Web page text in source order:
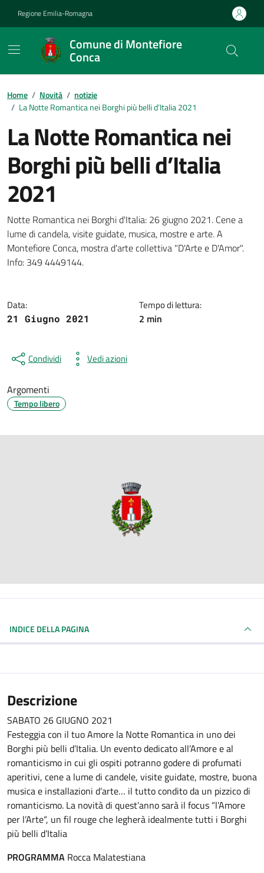
Regione Emilia-Romagna
Comune di Montefiore
Conca
Contenuti in evidenza
Home / Novità / notizie
/ La Notte Romantica nei Borghi più belli d’Italia 2021
La Notte Romantica nei
Borghi più belli d’Italia
2021
Dettagli della notizia
Notte Romantica nei Borghi d'Italia: 26 giugno 2021. Cene a
lume di candela, visite guidate, musica, mostre e arte. A
Montefiore Conca, mostra d'arte collettiva "D'Arte e D'Amor".
Info: 349 4449144.
Data:
21 Giugno 2021
Tempo di lettura:
2 min
Condividi Vedi azioni
Argomenti
Tempo libero
INDICE DELLA PAGINA
Descrizione
SABATO 26 GIUGNO 2021
Festeggia con il tuo Amore la Notte Romantica in uno dei
Borghi più belli d’Italia. Un evento dedicato all’Amore e al
romanticismo in cui gli ospiti potranno godere di profumati
aperitivi, cene a lume di candele, visite guidate, mostre, buona
musica e installazioni d’arte… il tutto condito da un pizzico di
romanticismo. La novità di quest’anno sarà il focus “l’Amore
per l’Arte“, un fil rouge che legherà idealmente tutti i Borghi
più belli d’Italia
PROGRAMMA Rocca Malatestiana